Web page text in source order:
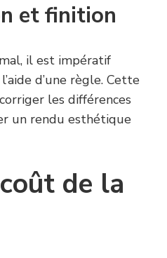
et finition
il est impératif
d’une règle. Cette
les différences
un rendu esthétique
de la